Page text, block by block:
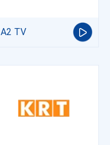
A2 TV